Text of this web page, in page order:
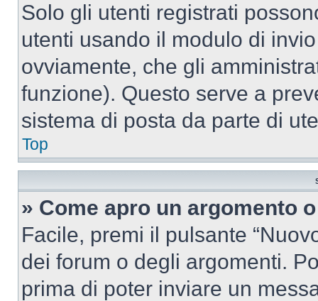
Solo gli utenti registrati
utenti usando il modulo di
ovviamente, che gli
funzione). Questo serve a
sistema di posta da parte di
Top
» Come apro un argomento
Facile, premi il pulsante
dei forum o degli argomenti.
prima di poter inviare un